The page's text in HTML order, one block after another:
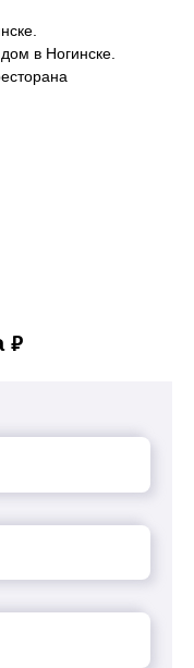
в Ногинске.
руб